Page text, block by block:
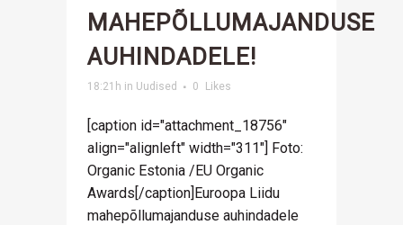
MAHEPÕLLUMAJANDUSE
AUHINDADELE!
18:21h in Uudised 0 Likes
[caption id="attachment_18756"
align="alignleft" width="311"] Foto:
Organic Estonia /EU Organic
Awards[/caption]Euroopa Liidu
mahepõllumajanduse auhindadele